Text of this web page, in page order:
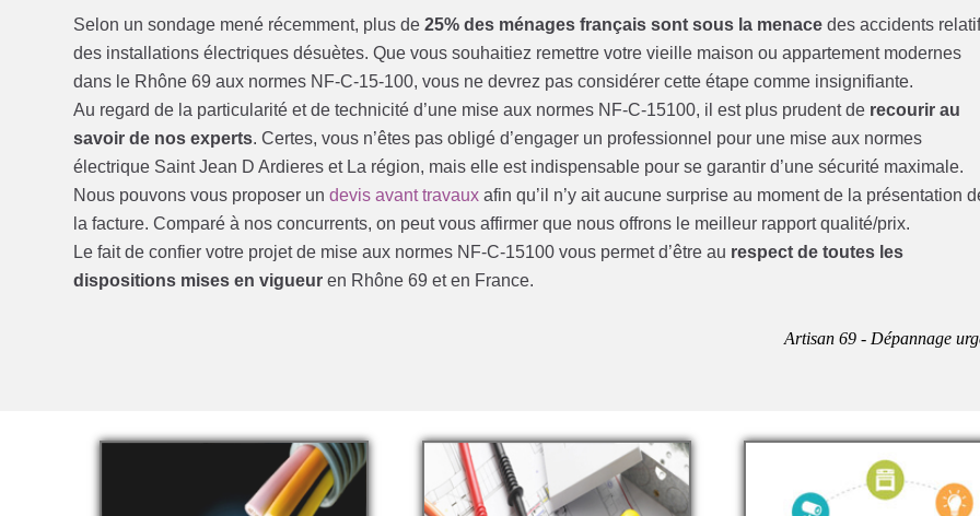
Selon un sondage mené récemment, plus de25% des ménages français sont sous la menace des accidents
des installations électriques désuètes. Que vous souhaitiez remettre votre vieille maison ou appartement modernes
dans le Rhône 69 aux normes NF-C-15-100, vous ne devrez pas considérer cette étape comme insignifiante.
Au regard de la particularité et de technicité d’une mise aux normes NF-C-15100, il est plus prudent de recourir au
savoir de nos experts. Certes, vous n’êtes pas obligé d’engager un professionnel pour une mise aux normes
électrique Saint Jean D Ardieres et La région, mais elle est indispensable pour se garantir d’une sécurité maximale.
Nous pouvons vous proposer undevis avant travaux afin qu’il n’y ait aucune surprise au moment de la présentation
la facture. Comparé à nos concurrents, on peut vous affirmer que nous offrons le meilleur rapport qualité/prix.
Le fait de confier votre projet de mise aux normes NF-C-15100 vous permet d’être au respect de toutes les
dispositions mises en vigueur en Rhône 69 et en France.
Artisan 69 - Dépannage